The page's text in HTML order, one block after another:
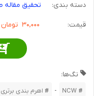
دسته بندی:
تحقیق مقاله
قیمت: ۳۰,۰۰۰ تومان
تگ‌ها:
NCW
- اهرم بندی